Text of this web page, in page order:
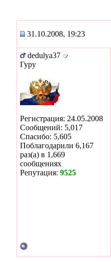
31.10.2008, 19:23
dedulya37
Гуру
Регистрация: 24.05.2008
Сообщений: 5,017
Спасибо: 5,605
Поблагодарили 6,167
раз(а) в 1,669
сообщениях
Репутация: 9525